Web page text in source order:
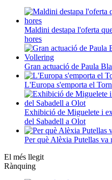
Maldini destapa l'oferta
hores
Gran actuació de Paula
L'Europa s'emporta el
Exhibició de Miguelete i
del Sabadell a Olot
Per què Alèxia Putellas va
El més llegit
Rànquing